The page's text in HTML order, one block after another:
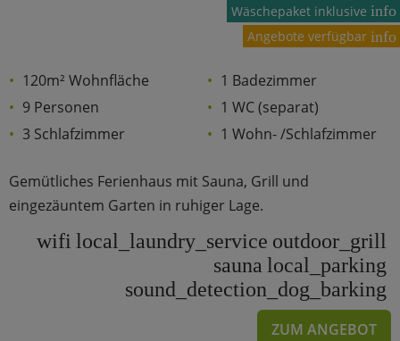
Wäschepaket inklusive info
Angebote verfügbar info
120m² Wohnfläche
9 Personen
3 Schlafzimmer
1 Badezimmer
1 WC (separat)
1 Wohn- /Schlafzimmer
Gemütliches Ferienhaus mit Sauna, Grill und
eingezäuntem Garten in ruhiger Lage.
wifi local_laundry_service outdoor_grill
sauna local_parking
sound_detection_dog_barking
ZUM ANGEBOT